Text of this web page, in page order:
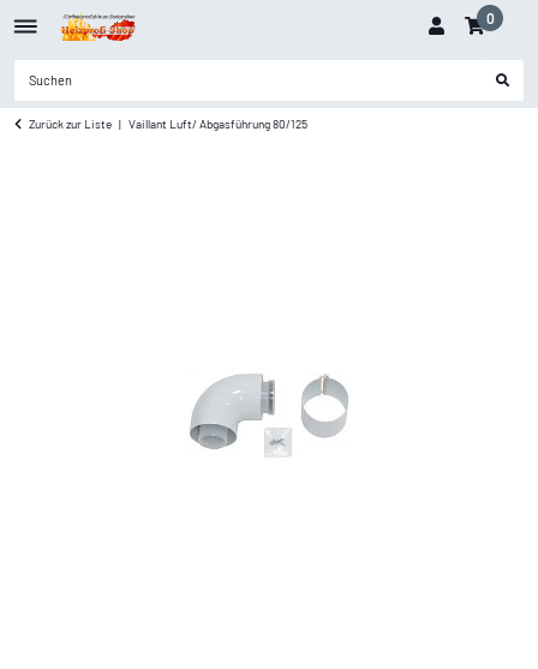
0
Zurück zur Liste Vaillant Luft/ Abgasführung 80/125